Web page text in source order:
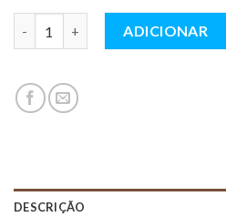
ADICIONAR
DESCRIÇÃO